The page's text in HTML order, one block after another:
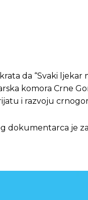
da “Svaki
komora Crne
i razvoju
dokumentarca je